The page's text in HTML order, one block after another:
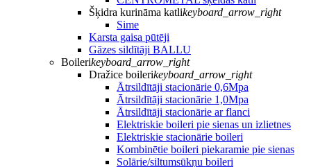
Šķidra kurināma katlikeyboard_arrow_right
Sime
Karsta gaisa pūtēji
Gāzes sildītāji BALLU
Boilerikeyboard_arrow_right
Dražice boilerikeyboard_arrow_right
Ātrsildītāji stacionārie 0,6Mpa
Ātrsildītāji stacionārie 1,0Mpa
Ātrsildītāji stacionārie ar flanci
Elektriskie boileri pie sienas un izlietnes
Elektriskie stacionārie boileri
Kombinētie boileri piekaramie pie sienas
Solārie/siltumsūkņu boileri